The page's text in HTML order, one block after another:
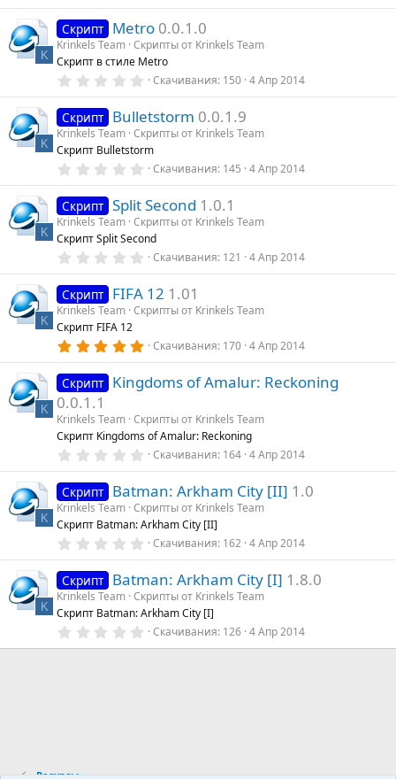
0
з
в
ё
з
K
Скрипт Metro 0.0.1.0
Krinkels Team Скрипты от Krinkels Team
Скрипт в стиле Metro
0
0
з
в
ё
з
Скачивания 150 4 Апр 2014
K
Скрипт Bulletstorm 0.0.1.9
Krinkels Team Скрипты от Krinkels Team
Скрипт Bulletstorm
0
0
з
в
ё
з
Скачивания 145 4 Апр 2014
K
Скрипт Split Second 1.0.1
Krinkels Team Скрипты от Krinkels Team
Скрипт Split Second
0
0
з
в
з
Скачивания 121 4 Апр 2014
K
Скрипт FIFA 12 1.01
Krinkels Team Скрипты от Krinkels Team
Скрипт FIFA 12
5
0
ё
з
д
Скачивания 170 4 Апр 2014
K
Скрипт Kingdoms of Amalur: Reckoning
0.0.1.1
Krinkels Team Скрипты от Krinkels Team
Скрипт Kingdoms of Amalur: Reckoning
0
0
з
в
ё
з
Скачивания 164 4 Апр 2014
K
Скрипт Batman: Arkham City [II] 1.0
Krinkels Team Скрипты от Krinkels Team
Скрипт Batman: Arkham City [II]
0
0
з
в
ё
з
Скачивания 162 4 Апр 2014
K
Скрипт Batman: Arkham City [I] 1.8.0
Krinkels Team Скрипты от Krinkels Team
Скрипт Batman: Arkham City [I]
0Скачивания 126 4 Апр 2014
Ресурсы